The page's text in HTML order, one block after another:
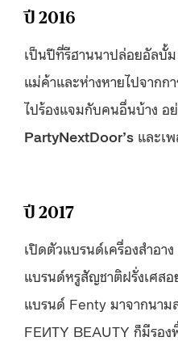
ปี 2016
เป็นปีที่รีฮานนาปล่อยอัลบั้ม
แม่ค้าและห่างหายไปจากก
ไปร้องแจมกับคนอื่นบ้าง อย่
PartyNextDoor’s และเพ
ปี 2017
เปิดตัวแบรนด์เครื่องสำอา
แบรนด์หรูสัญชาติฝรั่งเศส
แบรนด์ Fenty มาจากนาม
FEИTY BEAUTY ก็มีรอ